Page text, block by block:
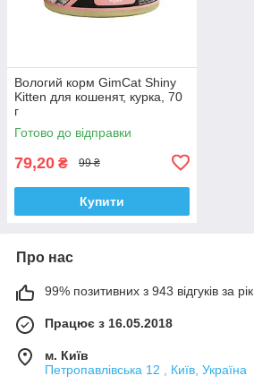
Вологий корм GimCat Shiny
Kitten для кошенят, курка, 70
г
Готово до відправки
79,20 ₴ 99 ₴
Купити
Про нас
99% позитивних з 943 відгуків за рік
Працює з 16.05.2018
м. Київ
Петропавлівська 12 , Київ, Україна